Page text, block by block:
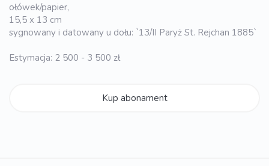
ołówek/papier,
15,5 x 13 cm
sygnowany i datowany u dołu: `13/II Paryż St. Rejchan 1885`
Estymacja: 2 500 - 3 500 zł
Kup abonament